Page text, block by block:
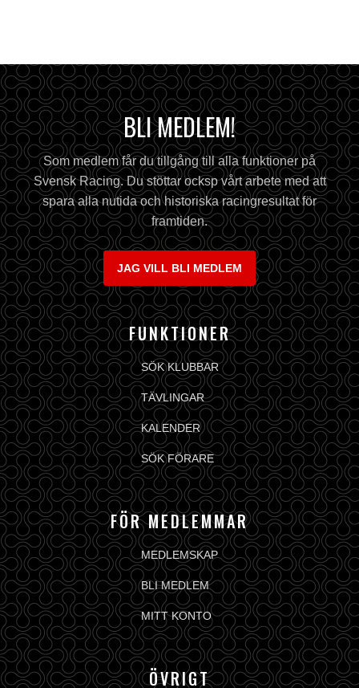
BLI MEDLEM!
Som medlem får du tillgång till alla funktioner på
Svensk Racing. Du stöttar ocksp vårt arbete med att
spara alla nutida och historiska racingresultat för
framtiden.
JAG VILL BLI MEDLEM
FUNKTIONER
SÖK KLUBBAR
TÄVLINGAR
KALENDER
SÖK FÖRARE
FÖR MEDLEMMAR
MEDLEMSKAP
BLI MEDLEM
MITT KONTO
ÖVRIGT